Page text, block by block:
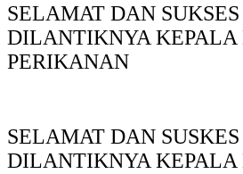
SELAMAT DAN SUKSES
DILANTIKNYA KEPALA
PERIKANAN
SELAMAT DAN SUSKES
DILANTIKNYA KEPALA